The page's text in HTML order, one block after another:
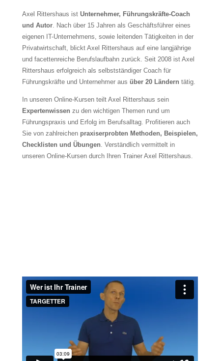
Axel Rittershaus ist Unternehmer, Führungskräfte-Coach
und Autor. Nach über 15 Jahren als Geschäftsführer eines
eigenen IT-Unternehmens, sowie leitenden Tätigkeiten in der
Privatwirtschaft, blickt Axel Rittershaus auf eine langjährige
und facettenreiche Berufslaufbahn zurück. Seit 2008 ist Axel
Rittershaus erfolgreich als selbstständiger Coach für
Führungskräfte und Unternehmer aus über 20 Ländern tätig.
In unseren Online-Kursen teilt Axel Rittershaus sein
Expertenwissen zu den wichtigen Themen rund um
Führungspraxis und Erfolg im Berufsalltag. Profitieren auch
Sie von zahlreichen praxiserprobten Methoden, Beispielen,
Checklisten und Übungen. Verständlich vermittelt in
unseren Online-Kursen durch Ihren Trainer Axel Rittershaus.